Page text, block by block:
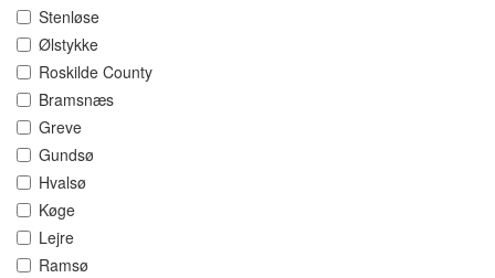
Stenløse
Ølstykke
Roskilde County
Bramsnæs
Greve
Gundsø
Hvalsø
Køge
Lejre
Ramsø